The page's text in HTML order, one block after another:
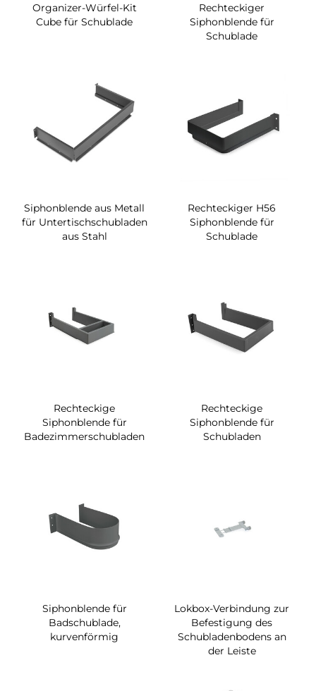
Organizer-Würfel-Kit
Cube für Schublade
Rechteckiger
Siphonblende für
Schublade
Siphonblende aus Metall
für Untertischschubladen
aus Stahl
Rechteckiger H56
Siphonblende für
Schublade
Rechteckige
Siphonblende für
Badezimmerschubladen
Rechteckige
Siphonblende für
Schubladen
Siphonblende für
Badschublade,
kurvenförmig
Lokbox-Verbindung zur
Befestigung des
Schubladenbodens an
der Leiste